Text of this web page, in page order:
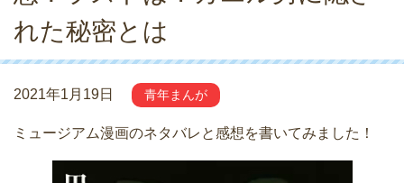
れた秘密とは
2021年1月19日 青年まんが
ミュージアム漫画のネタバレと感想を書いてみました！